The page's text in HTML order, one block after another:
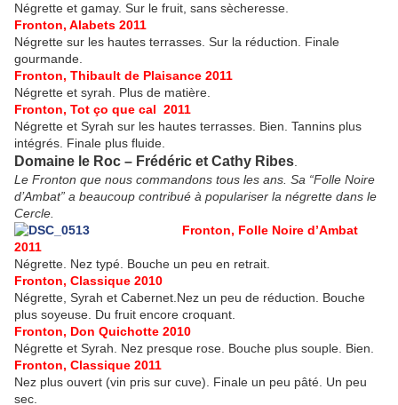
Négrette et gamay. Sur le fruit, sans sècheresse.
Fronton, Alabets 2011
Négrette sur les hautes terrasses. Sur la réduction. Finale
gourmande.
Fronton, Thibault de Plaisance 2011
Négrette et syrah. Plus de matière.
Fronton, Tot ço que cal 2011
Négrette et Syrah sur les hautes terrasses. Bien. Tannins plus
intégrés. Finale plus fluide.
Domaine le Roc – Frédéric et Cathy Ribes
Le Fronton que nous commandons tous les ans. Sa “Folle Noire
d’Ambat” a beaucoup contribué à populariser la négrette dans le
Cercle.
Fronton, Folle Noire d’Ambat
2011
Négrette. Nez typé. Bouche un peu en retrait.
Fronton, Classique 2010
Négrette, Syrah et Cabernet.Nez un peu de réduction. Bouche
plus soyeuse. Du fruit encore croquant.
Fronton, Don Quichotte 2010
Négrette et Syrah. Nez presque rose. Bouche plus souple. Bien.
Fronton, Classique 2011
Nez plus ouvert (vin pris sur cuve). Finale un peu pâté. Un peu
sec.